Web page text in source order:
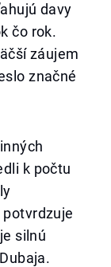
davy
čo rok.
záujem
značné
k počtu
silnú